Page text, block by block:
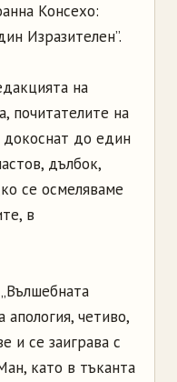
Консехо:
Изразителен”.
на
почитателите на
докоснат до един
дълбок,
се осмеляваме
в
апология, четиво,
и се заиграва с
като в тъканта